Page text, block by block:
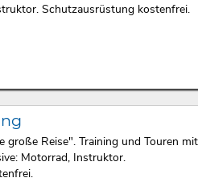
Schutzausrüstung kostenfrei.
große Reise". Training und Touren mit
Motorrad, Instruktor.